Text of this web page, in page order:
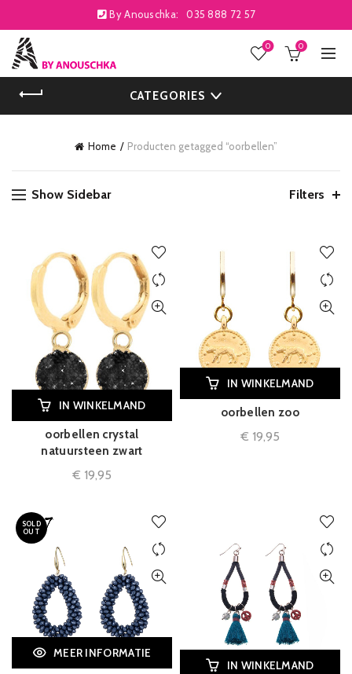
By Anouschka: 035 888 72 57
0 0
CATEGORIES
Home Producten getagged “oorbellen”
Show Sidebar Filters
IN WINKELMAND
oorbellen crystal
natuursteen zwart
€ 19,95
IN WINKELMAND
oorbellen zoo
€ 19,95
SOLD
OUT
MEER INFORMATIE
IN WINKELMAND